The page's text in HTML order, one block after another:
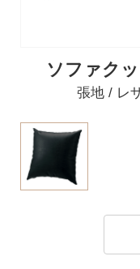
ソファク
張地 / レ